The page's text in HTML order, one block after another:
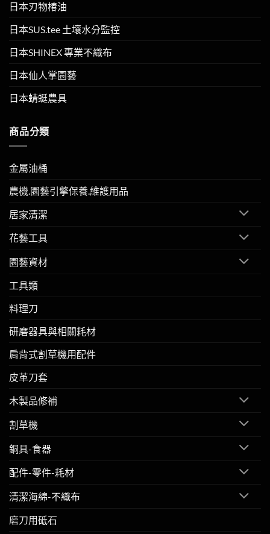
日本刃物椿油
日本SUS.tee 土壤水分監控
日本SHINEX 專業不織布
日本仙人掌園藝
日本蜻蜓農具
商品分類
金屬油桶
農機.園藝引擎保養.維護用品
居家清潔
花藝工具
園藝資材
工具類
料理刀
研磨器具與相關耗材
肩背式割草機用配件
皮革刀套
木製品修補
割草機
銅具-食器
配件-零件-耗材
清潔海綿-不織布
磨刀用砥石